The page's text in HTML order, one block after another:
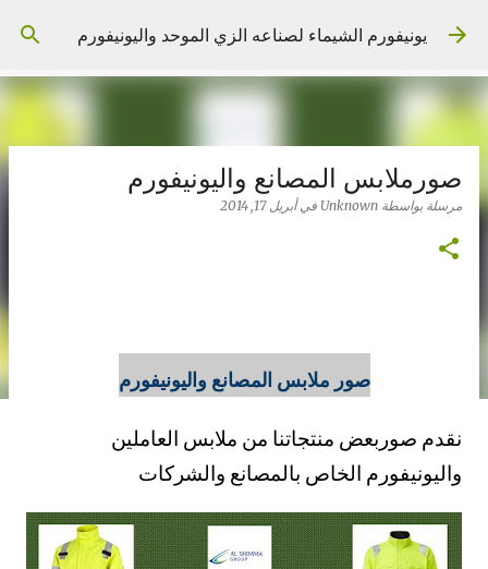
التخطي إلى المحتوى الرئيسي
يونيفورم الشيماء لصناعه الزي الموحد واليونيفورم
صورملابس المصانع واليونيفورم
مرسلة بواسطة Unknown فيأبريل 17, 2014
صور ملابس المصانع واليونيفورم
نقدم صوربعض منتجاتنا من ملابس العاملين
واليونيفورم الخاص بالمصانع والشركات